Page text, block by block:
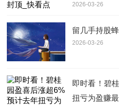
2026-03-26
留几手持股
2026-03-26
即时看！碧
扭亏为盈赚